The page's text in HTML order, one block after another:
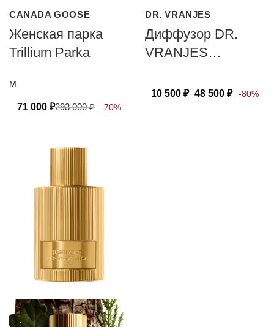
CANADA GOOSE
Женская парка
Trillium Parka
M
71 000 ₽293 000₽ -70%
DR. VRANJES
Диффузор DR.
VRANJES
10 500 ₽–48 500 ₽ -80%